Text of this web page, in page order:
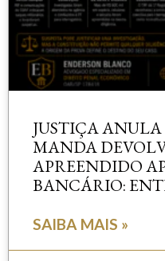
JUSTIÇA
MANDA
APREENDIDO
BANCÁRIO:
SAIBA MAIS »